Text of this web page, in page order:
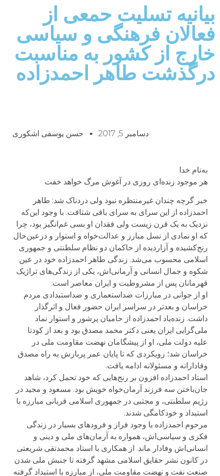
بیانیه تسلیت حمعی از
فعالان فرهنگی و سیاسی
خارج از کشور به مناسبت
درگذشت طاهر احمدزاده
دسامبر 5, 2017 حسن یوسفی اشکوری
به‌نام خدا
هر موجود زنده‌ای روزی در آغوش مرگ خواهد خفت
خبر گرچه چندان غیرمنتظره نبود ولی دردناک شد: طاهر
احمدزاده از این سرای به سرای باقی شتافت. با وجود این‌که
نزدیک به یک قرن زیست ولی فقدان او بسی غم‌انگیز بود، چرا
که او نمادی از نسل مبارز و عدالت‌خواه و استوار و درعین‌حال
رنج‌کشیده و آزاردیده از حاکمان دو نظام سلطنتی و جمهوری
اسلامی محسوب می‌شد. زندگی طاهر احمدزاده خود در عین
شکوه و جمال انسانی و آرمانی‌اش، یکی از زندگی‌های تراژیک
قهرمانان پس از مشروطیت و ایران معاصر است.
او از جوانی در مبارزات ضداستعماری و ضداستبدادی مردم
خراسان و بعدتر در سراسر ایران حضور فعال و اثرگذار
داشت. زنده‌یاد احمدزاده از حامیان پرشور و استوار نماد
ملی‌گرایی ایران یعنی دکتر محمد مصدق بود و بعد از کودتا
علیه دولت ملی، او از پیشگامان نهضت مقاومت ملی در
خراسان شد؛ رویکردی که تا پایان عمر پربارش به راه مصدق
وفادارانه و مسئولانه ادامه یافت.
استاد احمدزاده افزون بر رنج‌هایی که خود تحمل کرد، شاهد
جان‌باختن سه فرزند آرمان‌خواه خویش بود. مسعود و مجید در
رژیم سلطنتی، و مجتبی در جمهوری اسلامی قربانی مبارزه با
استبداد و خودکامگی شدند.
مرحوم احمدزاده با وجود فراز و فرودهای بسیار در زندگی
فکری و سیاسی‌اش، همواره به آرمان‌های ملی و دینی و
انسانی‌اش وفادار ماند. از همکاری با استاد محمدتقی شریعتی
در کانون نشر حقایق اسلامی مشهد گرفته تا جنبش ملی شدن
صنعت نفت و نهضت مقاومت ملی، از مبارزه با استبداد گرفته